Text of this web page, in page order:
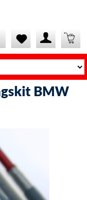
BMW